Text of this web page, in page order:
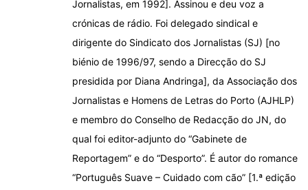
Jornalistas, em 1992]. Assinou e deu voz a
crónicas de rádio. Foi delegado sindical e
dirigente do Sindicato dos Jornalistas (SJ) [no
biénio de 1996/97, sendo a Direcção do SJ
presidida por Diana Andringa], da Associação dos
Jornalistas e Homens de Letras do Porto (AJHLP)
e membro do Conselho de Redacção do JN, do
qual foi editor-adjunto do “Gabinete de
Reportagem” e do “Desporto”. É autor do romance
“Português Suave – Cuidado com cão” [1.ª edição